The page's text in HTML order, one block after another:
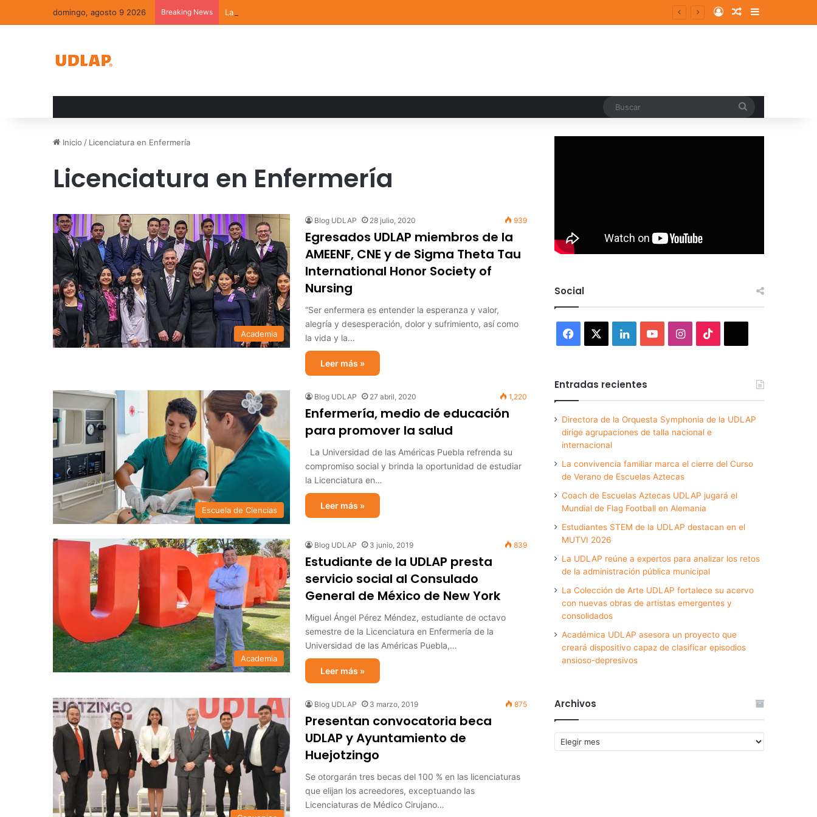
domingo, agosto 9 2026 Breaking News La convivencia familiar marca el cierre del Curso de Verano de Escuelas Aztecas Log InRandom Article
Sidebar
Inicio / Licenciatura en Enfermería
Licenciatura en Enfermería
Academia
Blog UDLAP 28 julio, 2020 939
Egresados UDLAP miembros de la
AMEENF, CNE y de Sigma Theta Tau
International Honor Society of
Nursing
“Ser enfermera es entender la esperanza y valor,
alegría y desesperación, dolor y sufrimiento, así como
la vida y la…
Leer más »
Escuela de Ciencias
Blog UDLAP 27 abril, 2020 1,220
Enfermería, medio de educación
para promover la salud
La Universidad de las Américas Puebla refrenda su
compromiso social y brinda la oportunidad de estudiar
la Licenciatura en…
Leer más »
Academia
Blog UDLAP 3 junio, 2019 839
Estudiante de la UDLAP presta
servicio social al Consulado
General de México de New York
Miguel Ángel Pérez Méndez, estudiante de octavo
semestre de la Licenciatura en Enfermería de la
Universidad de las Américas Puebla,…
Leer más »
Blog UDLAP 3 marzo, 2019 875
Presentan convocatoria beca
UDLAP y Ayuntamiento de
Huejotzingo
Se otorgarán tres becas del 100 % en las licenciaturas
que elijan los acreedores, exceptuando las
Licenciaturas de Médico Cirujano…
Social
Facebook LinkedInYouTubeInstagram
Entradas recientes
Directora de la Orquesta Symphonia de la UDLAP
dirige agrupaciones de talla nacional e
internacional
La convivencia familiar marca el cierre del Curso
de Verano de Escuelas Aztecas
Coach de Escuelas Aztecas UDLAP jugará el
Mundial de Flag Football en Alemania
Estudiantes STEM de la UDLAP destacan en el
MUTVI 2026
La UDLAP reúne a expertos para analizar los retos
de la administración pública municipal
La Colección de Arte UDLAP fortalece su acervo
con nuevas obras de artistas emergentes y
consolidados
Académica UDLAP asesora un proyecto que
creará dispositivo capaz de clasificar episodios
ansioso-depresivos
Archivos
Archivos